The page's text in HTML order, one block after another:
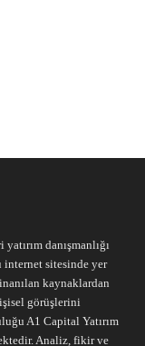
danışmanlığı
internet sitesinde yer
kaynaklardan
görüşlerini
A1 Capital Yatırım
Analiz, fikir ve